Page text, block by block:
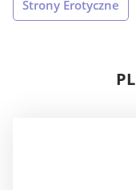
Strony Erotyczne